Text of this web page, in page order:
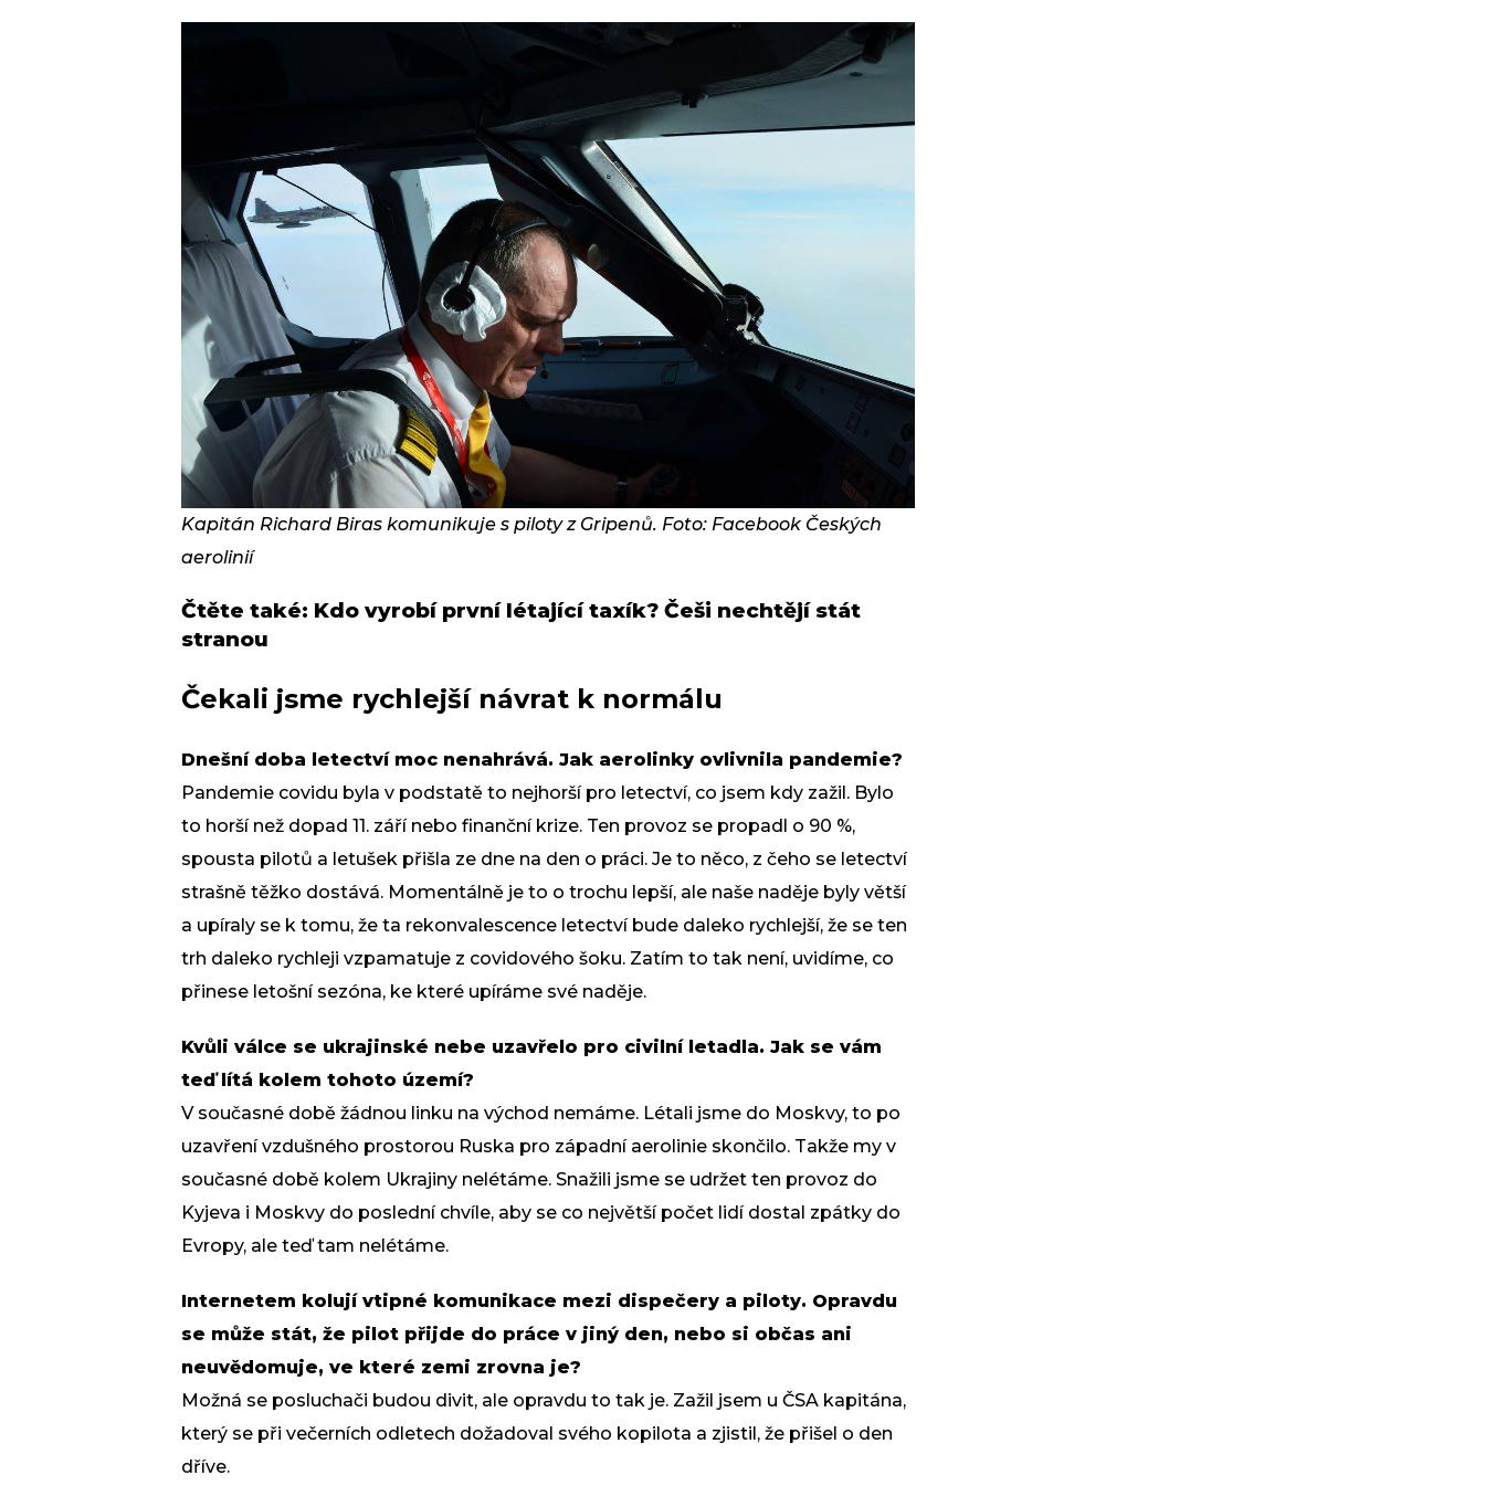
Kapitán Richard Biras komunikuje s piloty z Gripenů. Foto: Facebook Českých
aerolinií
Čtěte také: Kdo vyrobí první létající taxík? Češi nechtějí stát
stranou
Čekali jsme rychlejší návrat k normálu
Dnešní doba letectví moc nenahrává. Jak aerolinky ovlivnila pandemie?
Pandemie covidu byla v podstatě to nejhorší pro letectví, co jsem kdy zažil. Bylo
to horší než dopad 11. září nebo finanční krize. Ten provoz se propadl o 90 %,
spousta pilotů a letušek přišla ze dne na den o práci. Je to něco, z čeho se letectví
strašně těžko dostává. Momentálně je to o trochu lepší, ale naše naděje byly větší
a upíraly se k tomu, že ta rekonvalescence letectví bude daleko rychlejší, že se ten
trh daleko rychleji vzpamatuje z covidového šoku. Zatím to tak není, uvidíme, co
přinese letošní sezóna, ke které upíráme své naděje.
Kvůli válce se ukrajinské nebe uzavřelo pro civilní letadla. Jak se vám
teď lítá kolem tohoto území?
V současné době žádnou linku na východ nemáme. Létali jsme do Moskvy, to po
uzavření vzdušného prostorou Ruska pro západní aerolinie skončilo. Takže my v
současné době kolem Ukrajiny nelétáme. Snažili jsme se udržet ten provoz do
Kyjeva i Moskvy do poslední chvíle, aby se co největší počet lidí dostal zpátky do
Evropy, ale teď tam nelétáme.
Internetem kolují vtipné komunikace mezi dispečery a piloty. Opravdu
se může stát, že pilot přijde do práce v jiný den, nebo si občas ani
neuvědomuje, ve které zemi zrovna je?
Možná se posluchači budou divit, ale opravdu to tak je. Zažil jsem u ČSA kapitána,
který se při večerních odletech dožadoval svého kopilota a zjistil, že přišel o den
dříve.